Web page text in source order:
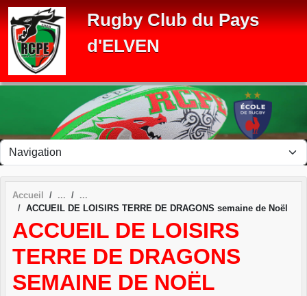
Rugby Club du Pays
d'ELVEN
Accueil
ACCUEIL DE LOISIRS TERRE DE DRAGONS semaine de Noël
ACCUEIL DE LOISIRS
TERRE DE DRAGONS
SEMAINE DE NOËL
Panneau de gestion des cookies